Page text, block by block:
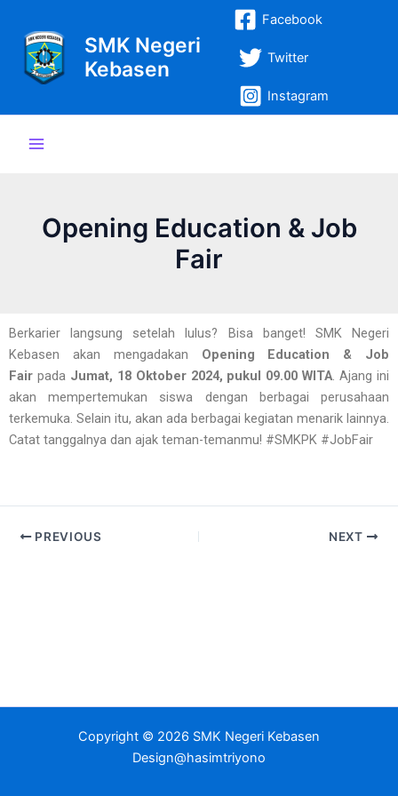
konten
SMK Negeri
Kebasen
Facebook
Twitter
Instagram
Menu
Opening Education & Job
Fair
Berkarier langsung setelah lulus? Bisa banget! SMK Negeri
Kebasen akan mengadakan Opening Education & Job
Fair pada Jumat, 18 Oktober 2024, pukul 09.00 WITA . Ajang ini
akan mempertemukan siswa dengan berbagai perusahaan
terkemuka. Selain itu, akan ada berbagai kegiatan menarik lainnya.
Catat tanggalnya dan ajak teman-temanmu! #SMKPK #JobFair
navigation
PREVIOUS NEXT
Copyright © 2026 SMK Negeri Kebasen
Design@hasimtriyono